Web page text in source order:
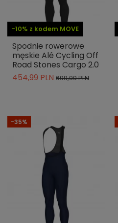
-10% z kodem MOVE
Spodnie rowerowe
męskie Alé Cycling Off
Road Stones Cargo 2.0
454,99 PLN 699,99 PLN
-35%